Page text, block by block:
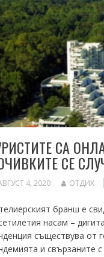
СА
СЕ
4, 2020 ОТДИХ
бранш е
насам –
съществува от
и свързаните